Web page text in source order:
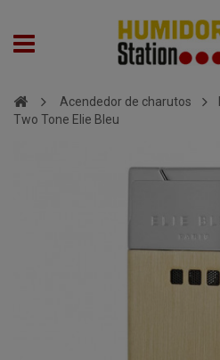
Acendedor de charutos
Two Tone Elie Bleu